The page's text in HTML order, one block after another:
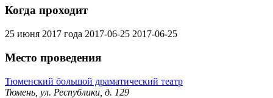
Когда проходит
25 июня 2017 года 2017-06-25 2017-06-25
Место проведения
Тюменский большой драматический театр
Тюмень, ул. Республики, д. 129